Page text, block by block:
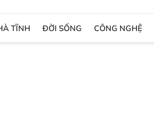
TĨNH ĐỜI SỐNG CÔNG NGHỆ